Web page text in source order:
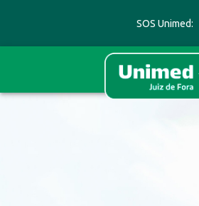
SOS Unimed: